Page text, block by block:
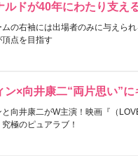
ルドが40年にわたり支え
の右袖には出場者のみに与えら
点を目指す
ン×向井康二“両片思い”
向井康二がW主演！映画『（
極のピュアラブ！